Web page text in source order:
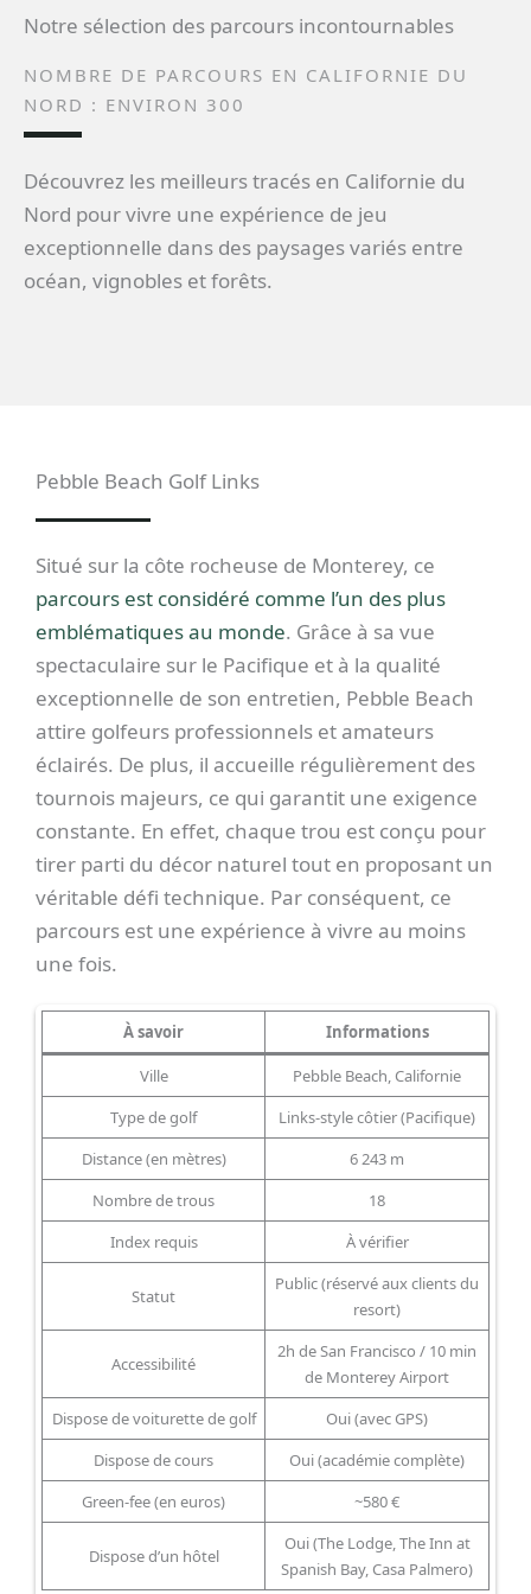
Notre sélection des parcours incontournables
NOMBRE DE PARCOURS EN CALIFORNIE DU
NORD : ENVIRON 300
Découvrez les meilleurs tracés en Californie du
Nord pour vivre une expérience de jeu
exceptionnelle dans des paysages variés entre
océan, vignobles et forêts.
Pebble Beach Golf Links
Situé sur la côte rocheuse de Monterey, ce
parcours est considéré comme l’un des plus
emblématiques au monde. Grâce à sa vue
spectaculaire sur le Pacifique et à la qualité
exceptionnelle de son entretien, Pebble Beach
attire golfeurs professionnels et amateurs
éclairés. De plus, il accueille régulièrement des
tournois majeurs, ce qui garantit une exigence
constante. En effet, chaque trou est conçu pour
tirer parti du décor naturel tout en proposant un
véritable défi technique. Par conséquent, ce
parcours est une expérience à vivre au moins
une fois.
À savoir Informations
Ville
Pebble Beach, Californie
Type de golf
Links-style côtier (Pacifique)
Distance (en mètres)
6 243 m
Nombre de trous
18
Index requis
À vérifier
Statut
Public (réservé aux clients du
resort)
Accessibilité
2h de San Francisco / 10 min
de Monterey Airport
Dispose de voiturette de golf
Oui (avec GPS)
Dispose de cours
Oui (académie complète)
Green-fee (en euros)
~580 €
Dispose d’un hôtel
Oui (The Lodge, The Inn at
Spanish Bay, Casa Palmero)